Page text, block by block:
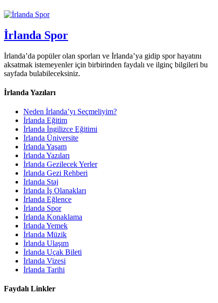
İrlanda Spor
İrlanda’da popüler olan sporları ve İrlanda’ya gidip spor hayatını
aksatmak istemeyenler için birbirinden faydalı ve ilginç bilgileri bu
sayfada bulabileceksiniz.
İrlanda Yazıları
Neden İrlanda’yı Seçmeliyim?
İrlanda Eğitim
İrlanda İngilizce Eğitimi
İrlanda Üniversite
İrlanda Yaşam
İrlanda Yazıları
İrlanda Gezilecek Yerler
İrlanda Gezi Rehberi
İrlanda Staj
İrlanda İş Olanakları
İrlanda Eğlence
İrlanda Spor
İrlanda Konaklama
İrlanda Yemek
İrlanda Müzik
İrlanda Ulaşım
İrlanda Uçak Bileti
İrlanda Vizesi
İrlanda Tarihi
Faydalı Linkler